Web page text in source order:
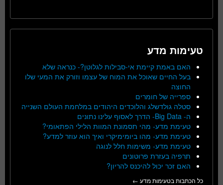
טעימות מדע
האם באמת קיימת אי-סבילות לגלוטן?- כנראה שלא
בעל החיים שאוכל את המוח של עצמו וזורק את המעי שלו
החוצה
ספרייה של חומרים
סטלה גולדשלג והלוכדים היהודים במלחמת העולם השנייה
ה- Big Data- הדרך לאסוף עלינו נתונים
טעימת מדע- מהי תסמונת המוות הלילי הפתאומי?
טעימת מדע- מהו ביומימיקרי ואיך הוא עוזר למדע?
טעימת מדע- משימות חלל לנוגה
תרפיה בעזרת פרוטונים
האם זכר יכול להיכנס להריון?
כל הכתבות בטעימות מדע ←